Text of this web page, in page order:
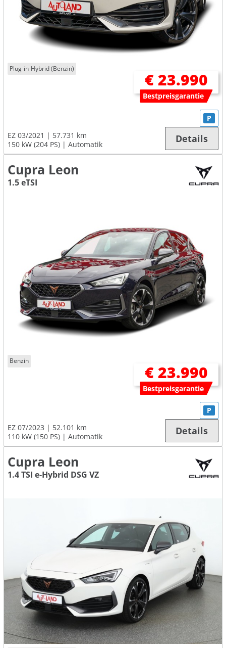
Plug-in-Hybrid (Benzin)
€ 23.990
Bestpreisgarantie
EZ 03/2021
57.731 km
150 kW (204 PS)
Automatik
P
Details
Cupra Leon
1.5 eTSI
Benzin
€ 23.990
Bestpreisgarantie
EZ 07/2023
52.101 km
110 kW (150 PS)
Automatik
P
Details
Cupra Leon
1.4 TSI e-Hybrid DSG VZ